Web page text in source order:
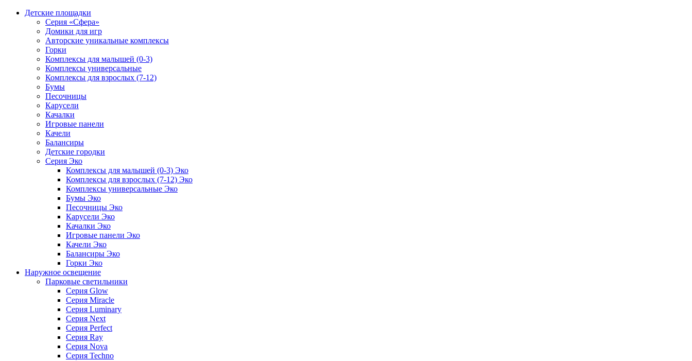
Детские площадки
Серия «Сфера»
Домики для игр
Авторские уникальные комплексы
Горки
Комплексы для малышей (0-3)
Комплексы универсальные
Комплексы для взрослых (7-12)
Бумы
Песочницы
Карусели
Качалки
Игровые панели
Качели
Балансиры
Детские городки
Серия Эко
Комплексы для малышей (0-3) Эко
Комплексы для взрослых (7-12) Эко
Комплексы универсальные Эко
Бумы Эко
Песочницы Эко
Карусели Эко
Качалки Эко
Игровые панели Эко
Качели Эко
Балансиры Эко
Горки Эко
Наружное освещение
Парковые светильники
Серия Glow
Серия Miracle
Серия Luminary
Серия Next
Серия Perfect
Серия Ray
Серия Nova
Серия Techno